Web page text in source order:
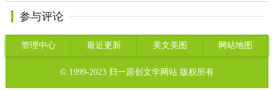
参与评论
管理中心 最近更新 美文美图 网站地图
© 1999-2023 归一原创文学网站 版权所有